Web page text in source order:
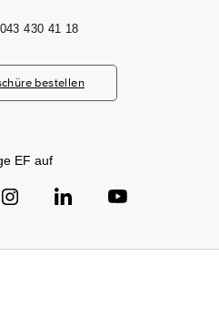
043 430 41 18
bestellen
EF auf